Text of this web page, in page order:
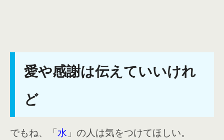
愛や感謝は伝えていいけれ
ど
でもね、「水 」の人は気をつけてほしい。